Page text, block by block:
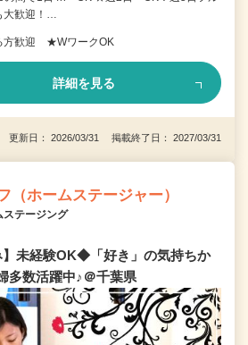
大歓迎！…
方歓迎 ★WワークOK
詳細を見る
更新日： 2026/03/31 掲載終了日： 2027/03/31
（ホームステージャー）
ステージング
】未経験OK◆「好き」の気持ちか
多数活躍中♪＠千葉県